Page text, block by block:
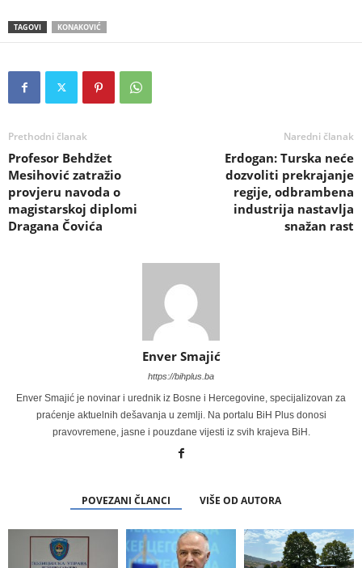
TAGOVI KONAKOVIĆ
Prethodni članak
Profesor Behdžet
Mesihović zatražio
provjeru navoda o
magistarskoj diplomi
Dragana Čovića
Naredni članak
Erdogan: Turska neće
dozvoliti prekrajanje
regije, odbrambena
industrija nastavlja
snažan rast
Enver Smajić
https://bihplus.ba
Enver Smajić je novinar i urednik iz Bosne i Hercegovine, specijalizovan za
praćenje aktuelnih dešavanja u zemlji. Na portalu BiH Plus donosi
pravovremene, jasne i pouzdane vijesti iz svih krajeva BiH.
POVEZANI ČLANCI VIŠE OD AUTORA